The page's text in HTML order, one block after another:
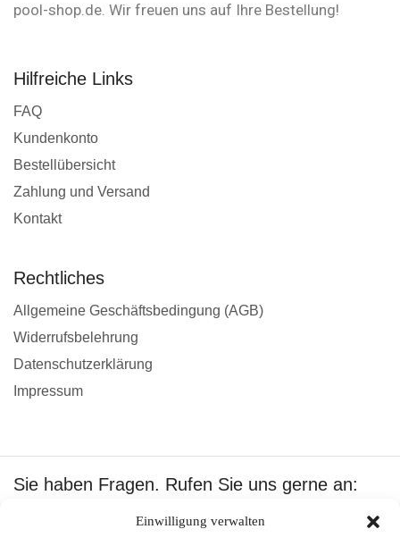
Einwilligung verwalten
pool-shop.de. Wir freuen uns auf Ihre Bestellung!
Hilfreiche Links
FAQ
Kundenkonto
Bestellübersicht
Zahlung und Versand
Kontakt
Rechtliches
Allgemeine Geschäftsbedingung (AGB)
Widerrufsbelehrung
Datenschutzerklärung
Impressum
Sie haben Fragen. Rufen Sie uns gerne an:
+49 1601512402